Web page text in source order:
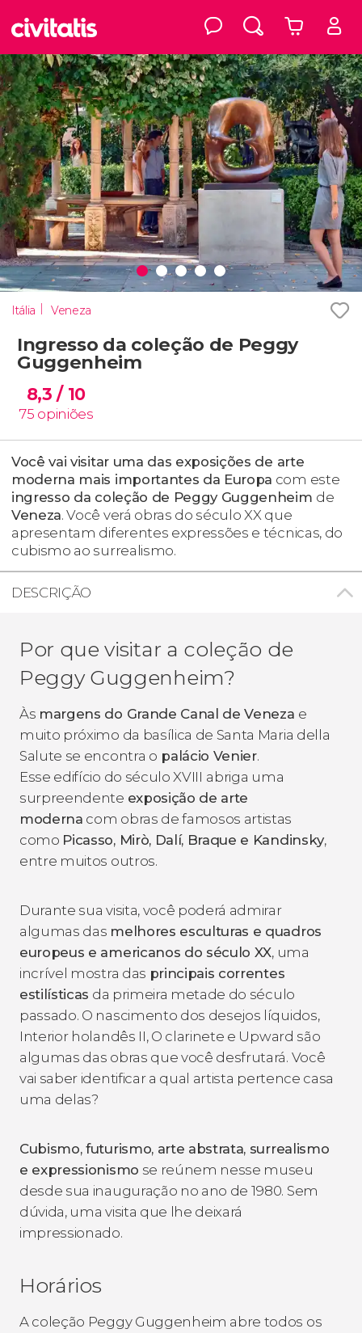
Itália Veneza
Ingresso da coleção de Peggy
Guggenheim
8,3/ 10
75 opiniões
Você vai visitar uma das exposições de arte
moderna mais importantes da Europa com este
ingresso da coleção de Peggy Guggenheim de
Veneza. Você verá obras do século XX que
apresentam diferentes expressões e técnicas, do
cubismo ao surrealismo.
DESCRIÇÃO
Por que visitar a coleção de
Peggy Guggenheim?
Às margens do Grande Canal de Veneza e
muito próximo da basílica de Santa Maria della
Salute se encontra o palácio Venier.
Esse edifício do século XVIII abriga uma
surpreendente exposição de arte
moderna com obras de famosos artistas
como Picasso, Mirò, Dalí, Braque e Kandinsky,
entre muitos outros.
Durante sua visita, você poderá admirar
algumas das melhores esculturas e quadros
europeus e americanos do século XX, uma
incrível mostra das principais correntes
estilísticas da primeira metade do século
passado. O nascimento dos desejos líquidos,
Interior holandês II, O clarinete e Upward são
algumas das obras que você desfrutará. Você
vai saber identificar a qual artista pertence casa
uma delas?
Cubismo, futurismo, arte abstrata, surrealismo
e expressionismo se reúnem nesse museu
desde sua inauguração no ano de 1980. Sem
dúvida, uma visita que lhe deixará
impressionado.
Horários
A coleção Peggy Guggenheim abre todos os